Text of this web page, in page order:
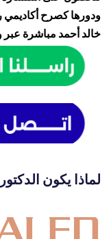
ودورها كصرح أكاديمي
خالد أحمدمباشرة عبر
لماذا يكون